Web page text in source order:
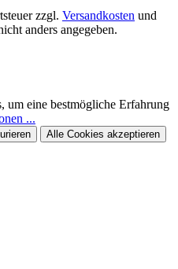
zzgl. Versandkosten und
anders angegeben.
um eine bestmögliche Erfahrung
...
Alle Cookies akzeptieren